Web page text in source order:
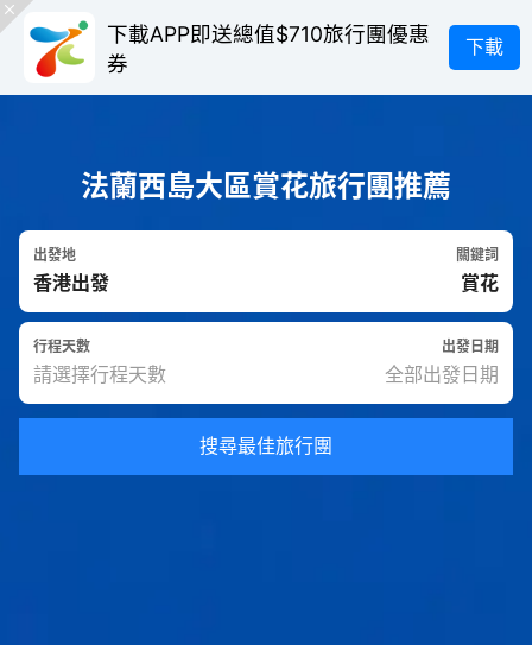
下載APP即送總值$710旅行團優惠
券
下載
法蘭西島大區賞花旅行團推薦
出發地 關鍵詞
出發日期
行程天數
搜尋最佳旅行團